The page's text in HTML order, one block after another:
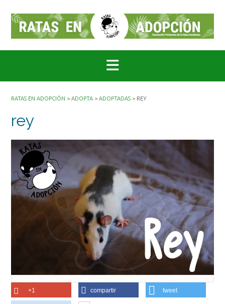
contenido
RATAS EN ADOPCIÓN > ADOPTA > ADOPTADAS > REY
rey
+1 compartir tweet